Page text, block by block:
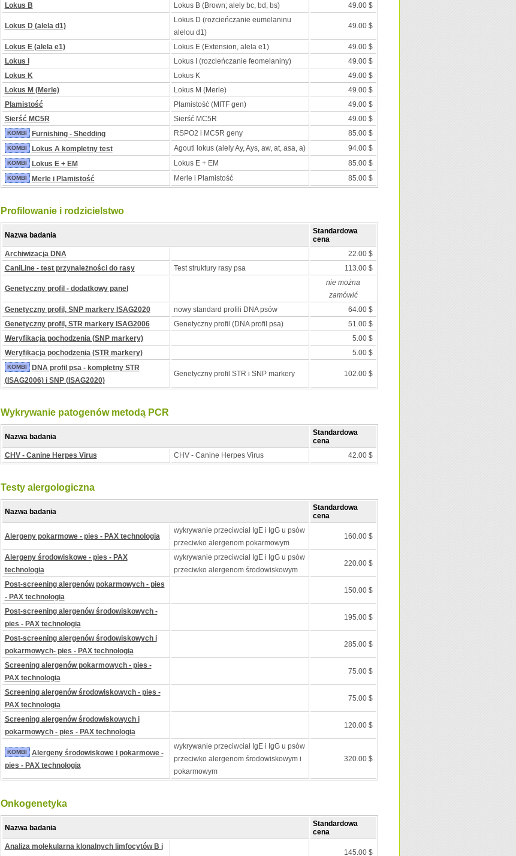
Lokus B
Lokus B (Brown; alely bc, bd, bs) 49.00 $
Lokus D (alela d1)
Lokus D (rozcieńczanie eumelaninu
alelou d1)
49.00 $
Lokus E (alela e1) Lokus E (Extension, alela e1)
49.00 $
Lokus I
Lokus I (rozcieńczanie feomelaniny)
49.00 $
Lokus K
Lokus K
49.00 $
Lokus M (Merle)
Lokus M (Merle)
49.00 $
Plamistość
Plamistość (MITF gen)
49.00 $
Sierść MC5R
Sierść MC5R 49.00 $
KOMBI Furnishing - Shedding RSPO2 i MC5R geny 85.00 $
KOMBI Lokus A kompletny test Agouti lokus (alely Ay, Ays, aw, at, asa, a) 94.00 $
KOMBI Lokus E + EM Lokus E + EM 85.00 $
KOMBI Merle i Plamistość Merle i Plamistość 85.00 $
Profilowanie i rodzicielstwo
Nazwa badania
Standardowa
cena
Archiwizacja DNA
22.00 $
CaniLine - test przynależności do rasy
Test struktury rasy psa 113.00 $
Genetyczny profil - dodatkowy panel
nie można
zamówić
Genetyczny profil, SNP markery ISAG2020
nowy standard profili DNA psów
64.00 $
Genetyczny profil, STR markery ISAG2006
Genetyczny profil (DNA profil psa)
51.00 $
Weryfikacja pochodzenia (SNP markery)
5.00 $
Weryfikacja pochodzenia (STR markery)
5.00 $
KOMBI
DNA profil psa - kompletny STR
(ISAG2006) i SNP (ISAG2020)
Genetyczny profil STR i SNP markery 102.00 $
Wykrywanie patogenów metodą PCR
Nazwa badania
Standardowa
cena
CHV - Canine Herpes Virus
CHV - Canine Herpes Virus 42.00 $
Testy alergologiczna
Nazwa badania
Standardowa
cena
Alergeny pokarmowe - pies - PAX technologia
wykrywanie przeciwciał IgE i IgG u psów
przeciwko alergenom pokarmowym
160.00 $
Alergeny środowiskowe - pies - PAX
technologia
wykrywanie przeciwciał IgE i IgG u psów
przeciwko alergenom środowiskowym
220.00 $
Post-screening alergenów pokarmowych - pies
- PAX technologia
150.00 $
Post-screening alergenów środowiskowych -
pies - PAX technologia
195.00 $
Post-screening alergenów środowiskowych i
pokarmowych- pies - PAX technologia
285.00 $
Screening alergenów pokarmowych - pies -
PAX technologia
75.00 $
Screening alergenów środowiskowych - pies -
PAX technologia
75.00 $
Screening alergenów środowiskowych i
pokarmowych - pies - PAX technologia
120.00 $
KOMBI
Alergeny środowiskowe i pokarmowe -
pies - PAX technologia
wykrywanie przeciwciał IgE i IgG u psów
przeciwko alergenom środowiskowym i
pokarmowym
320.00 $
Onkogenetyka
Nazwa badania
Standardowa
cena
Analiza molekularna klonalnych limfocytów B i
145.00 $